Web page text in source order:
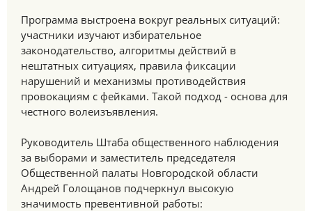
Программа выстроена вокруг реальных ситуаций:
участники изучают избирательное
законодательство, алгоритмы действий в
нештатных ситуациях, правила фиксации
нарушений и механизмы противодействия
провокациям с фейками. Такой подход - основа для
честного волеизъявления.
Руководитель Штаба общественного наблюдения
за выборами и заместитель председателя
Общественной палаты Новгородской области
Андрей Голощанов подчеркнул высокую
значимость превентивной работы: